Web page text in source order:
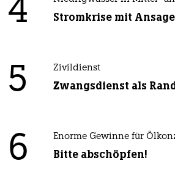
4 Stromkrise mit Ansage
5 Zivildienst
Zwangsdienst als
6 Enorme Gewinne für
Bitte abschöpfen!